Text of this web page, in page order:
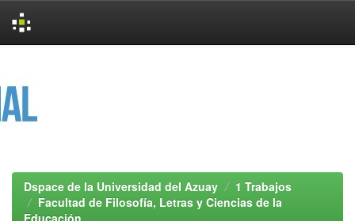
Dspace de la Universidad del Azuay
1 Trabajos
Facultad de Filosofía, Letras y Ciencias de la
Educación